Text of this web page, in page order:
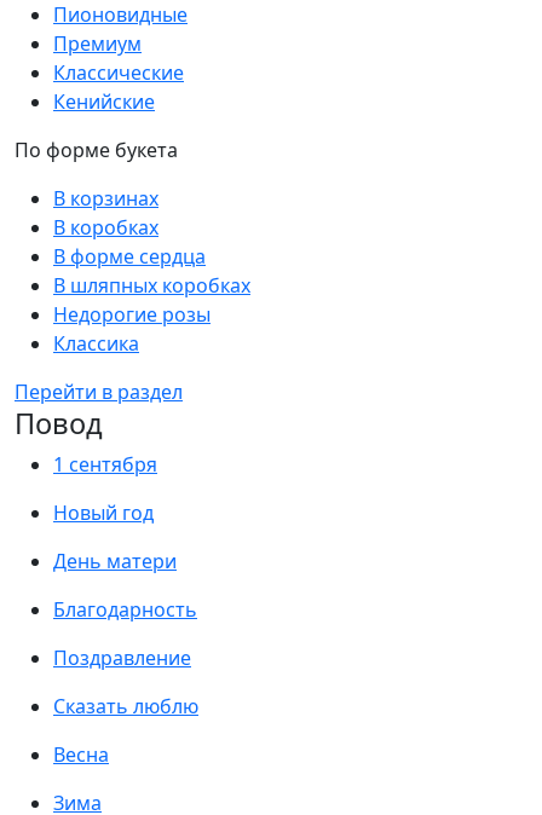
Пионовидные
Премиум
Классические
Кенийские
По форме букета
В корзинах
В коробках
В форме сердца
В шляпных коробках
Недорогие розы
Классика
Перейти в раздел
Повод
1 сентября
Новый год
День матери
Благодарность
Поздравление
Сказать люблю
Весна
Зима